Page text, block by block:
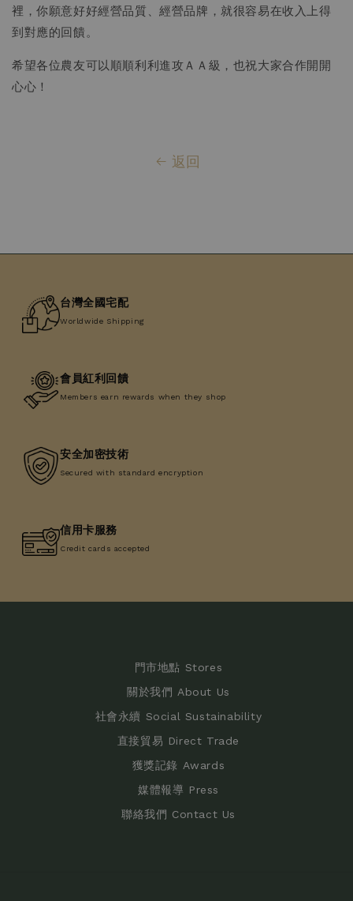
裡，你願意好好經營品質、經營品牌，就很容易在收入上得
到對應的回饋。
希望各位農友可以順順利利進攻ＡＡ級，也祝大家合作開開
心心！
返回
台灣全國宅配
Worldwide Shipping
會員紅利回饋
Members earn rewards when they shop
安全加密技術
Secured with standard encryption
信用卡服務
Credit cards accepted
門市地點 Stores
關於我們 About Us
社會永續 Social Sustainability
直接貿易 Direct Trade
獲獎記錄 Awards
媒體報導 Press
聯絡我們 Contact Us